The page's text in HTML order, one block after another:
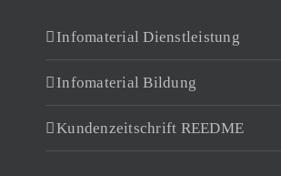
Infomaterial Dienstleistung
Infomaterial Bildung
Kundenzeitschrift REEDME